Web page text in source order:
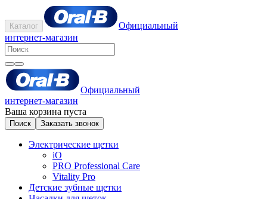
Каталог
Официальный
интернет-магазин
Официальный
интернет-магазин
Ваша корзина пуста
Поиск Заказать звонок
Электрические щетки
iO
PRO Professional Care
Vitality Pro
Детские зубные щетки